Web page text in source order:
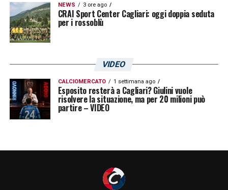
NEWS 3 ore ago
CRAI Sport Center Cagliari: oggi doppia seduta
per i rossoblù
VIDEO
CALCIOMERCATO 1 settimana ago
Esposito resterà a Cagliari? Giulini vuole
risolvere la situazione, ma per 20 milioni può
partire – VIDEO